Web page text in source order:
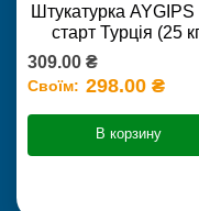
Штукатурка AYGIPS
старт Турція (25
309.00 ₴
Своїм: 298.00 ₴
В корзину